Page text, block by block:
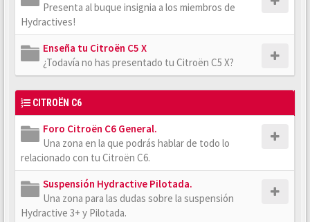
Presenta al buque insignia a los miembros de
Hydractives!
Enseña tu Citroën C5 X
¿Todavía no has presentado tu Citroën C5 X?
CITROËN C6
Foro Citroën C6 General.
Una zona en la que podrás hablar de todo lo
relacionado con tu Citroën C6.
Suspensión Hydractive Pilotada.
Una zona para las dudas sobre la suspensión
Hydractive 3+ y Pilotada.